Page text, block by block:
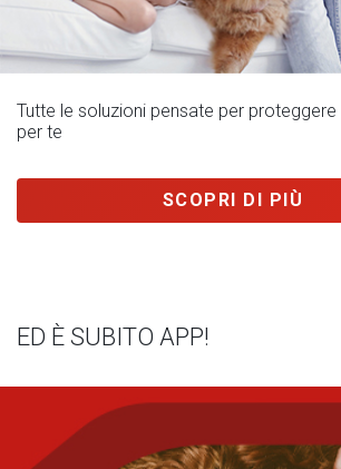
Tutte le soluzioni pensate per
per te
SCOPRI DI PIÙ
ED È SUBITO APP!